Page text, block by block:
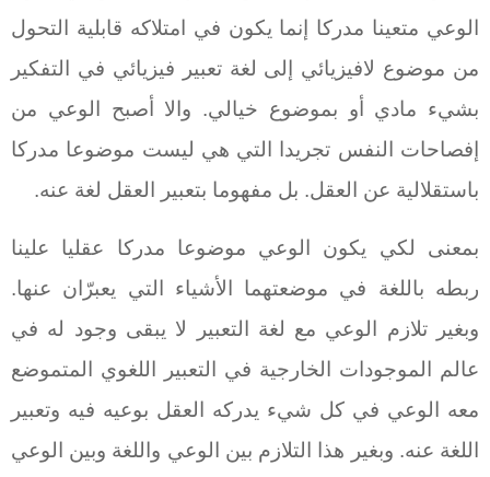
الوعي متعينا مدركا إنما يكون في امتلاكه قابلية التحول
من موضوع لافيزيائي إلى لغة تعبير فيزيائي في التفكير
بشيء مادي أو بموضوع خيالي. والا أصبح الوعي من
إفصاحات النفس تجريدا التي هي ليست موضوعا مدركا
باستقلالية عن العقل. بل مفهوما بتعبير العقل لغة عنه.
بمعنى لكي يكون الوعي موضوعا مدركا عقليا علينا
ربطه باللغة في موضعتهما الأشياء التي يعبرّان عنها.
وبغير تلازم الوعي مع لغة التعبير لا يبقى وجود له في
عالم الموجودات الخارجية في التعبير اللغوي المتموضع
معه الوعي في كل شيء يدركه العقل بوعيه فيه وتعبير
اللغة عنه. وبغير هذا التلازم بين الوعي واللغة وبين الوعي